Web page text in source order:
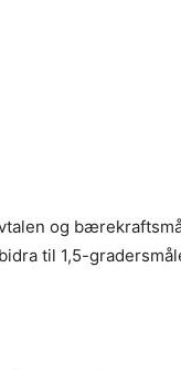
og
til 1,5-